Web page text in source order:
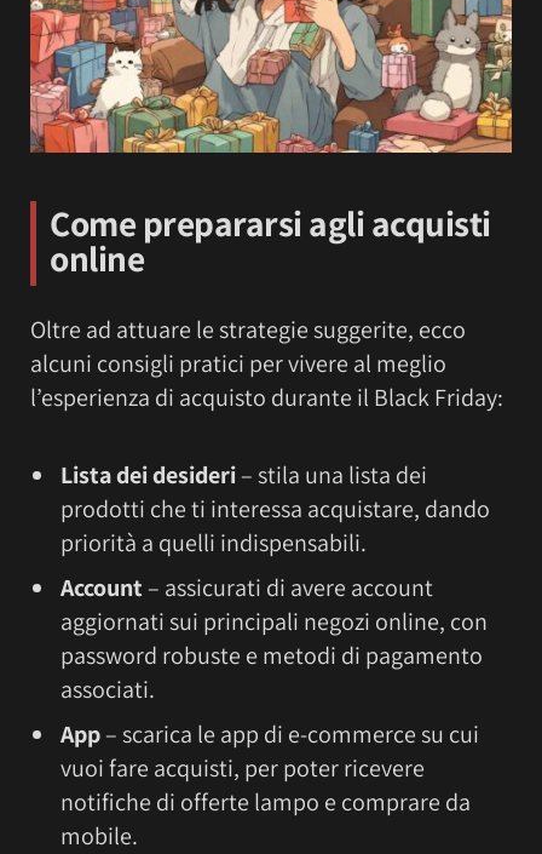
Come prepararsi agli acquisti
online
Oltre ad attuare le strategie suggerite, ecco
alcuni consigli pratici per vivere al meglio
l’esperienza di acquisto durante il Black Friday:
Lista dei desideri– stila una lista dei
prodotti che ti interessa acquistare, dando
priorità a quelli indispensabili.
Account – assicurati di avere account
aggiornati sui principali negozi online, con
password robuste e metodi di pagamento
associati.
App– scarica le app di e-commerce su cui
vuoi fare acquisti, per poter ricevere
notifiche di offerte lampo e comprare da
mobile.